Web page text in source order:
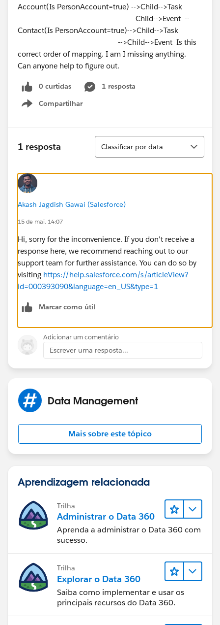
Account(Is PersonAccount=true) -->Child-->Task
Child-->Event --
Contact(Is PersonAccount=true)-->Child-->Task
-->Child-->Event Is this
correct order of mapping. I am I missing anything.
Can anyone help to figure out.
0 curtidas
1 resposta
Compartilhar
Show menu
1 resposta
Classificar
Classificar por data
Akash Jagdish Gawai (Salesforce)
15 de mai. 14:07
Hi, sorry for the inconvenience. If you don't receive a
response here, we recommend reaching out to our
support team for further assistance. You can do so by
visiting https://help.salesforce.com/s/articleView?
id=000393090&language=en_US&type=1
Marcar como útil
Adicionar um comentário
Escrever uma resposta...
Data Management
Mais sobre este tópico
Aprendizagem relacionada
Trilha
Administrar o Data 360
Aprenda a administrar o Data 360 com
sucesso.
Trilha
Explorar o Data 360
Saiba como implementar e usar os
principais recursos do Data 360.